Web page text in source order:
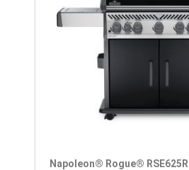
Napoleon® Rogue®